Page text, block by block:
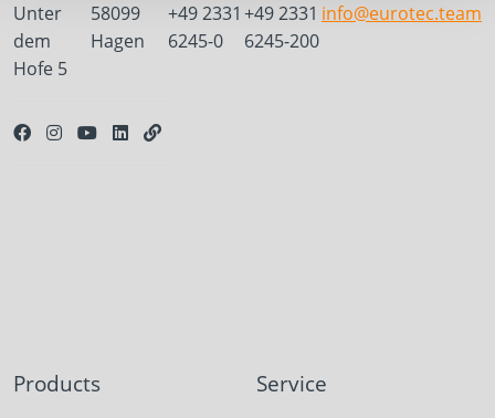
Unter
dem
Hofe 5
58099
Hagen
+49 2331
6245-0
+49 2331
6245-200
info@eurotec.team
Products Service